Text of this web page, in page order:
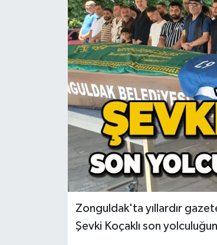
Zonguldak'ta yıllardır
Şevki Koçaklı son
RESMİ İLAN